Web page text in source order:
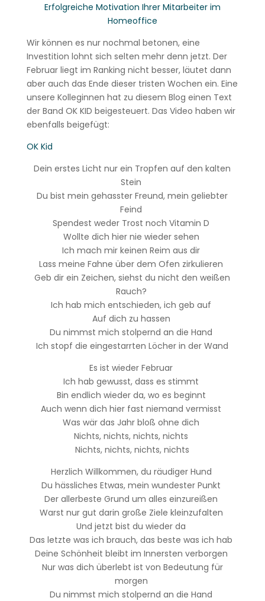
Erfolgreiche Motivation Ihrer Mitarbeiter im
Homeoffice
Wir können es nur nochmal betonen, eine
Investition lohnt sich selten mehr denn jetzt. Der
Februar liegt im Ranking nicht besser, läutet dann
aber auch das Ende dieser tristen Wochen ein. Eine
unsere Kolleginnen hat zu diesem Blog einen Text
der Band OK KID beigesteuert. Das Video haben wir
ebenfalls beigefügt:
OK Kid
Dein erstes Licht nur ein Tropfen auf den kalten
Stein
Du bist mein gehasster Freund, mein geliebter
Feind
Spendest weder Trost noch Vitamin D
Wollte dich hier nie wieder sehen
Ich mach mir keinen Reim aus dir
Lass meine Fahne über dem Ofen zirkulieren
Geb dir ein Zeichen, siehst du nicht den weißen
Rauch?
Ich hab mich entschieden, ich geb auf
Auf dich zu hassen
Du nimmst mich stolpernd an die Hand
Ich stopf die eingestarrten Löcher in der Wand
Es ist wieder Februar
Ich hab gewusst, dass es stimmt
Bin endlich wieder da, wo es beginnt
Auch wenn dich hier fast niemand vermisst
Was wär das Jahr bloß ohne dich
Nichts, nichts, nichts, nichts
Nichts, nichts, nichts, nichts
Herzlich Willkommen, du räudiger Hund
Du hässliches Etwas, mein wundester Punkt
Der allerbeste Grund um alles einzureißen
Warst nur gut darin große Ziele kleinzufalten
Und jetzt bist du wieder da
Das letzte was ich brauch, das beste was ich hab
Deine Schönheit bleibt im Innersten verborgen
Nur was dich überlebt ist von Bedeutung für
morgen
Du nimmst mich stolpernd an die Hand